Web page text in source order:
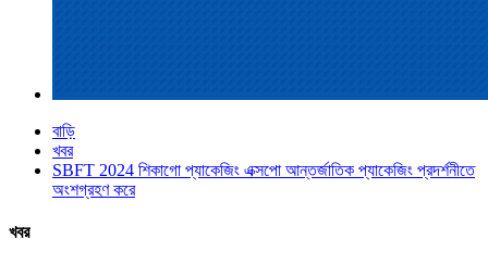
বাড়ি
খবর
SBFT 2024 শিকাগো প্যাকেজিং এক্সপো আন্তর্জাতিক প্যাকেজিং প্রদর্শনীতে
অংশগ্রহণ করে
খবর